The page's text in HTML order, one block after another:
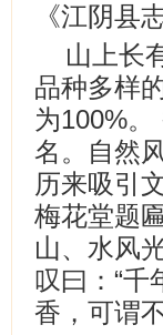
《江阴县
山上长
品种多样
为100%
名。自然
历来吸引
梅花堂题
山、水风
叹曰：“
香，可谓